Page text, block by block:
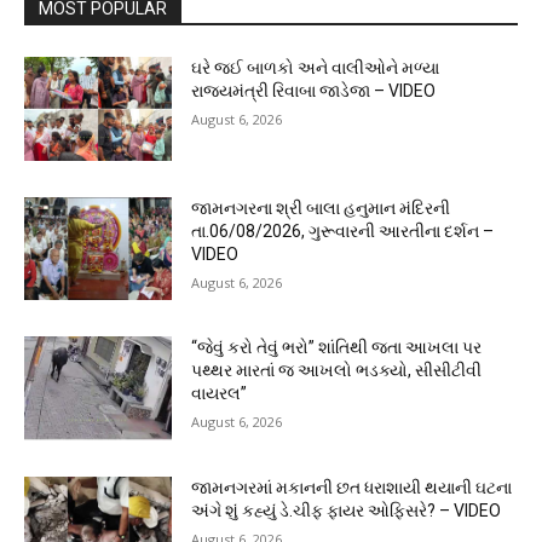
MOST POPULAR
ઘરે જઈ બાળકો અને વાલીઓને મળ્યા
રાજ્યમંત્રી રિવાબા જાડેજા – VIDEO
August 6, 2026
જામનગરના શ્રી બાલા હનુમાન મંદિરની
તા.06/08/2026, ગુરૂવારની આરતીના દર્શન –
VIDEO
August 6, 2026
“જેવું કરો તેવું ભરો” શાંતિથી જતા આખલા પર
પથ્થર મારતાં જ આખલો ભડક્યો, સીસીટીવી
વાયરલ”
August 6, 2026
જામનગરમાં મકાનની છત ધરાશાયી થયાની ઘટના
અંગે શું કહ્યું ડે.ચીફ ફાયર ઓફિસરે? – VIDEO